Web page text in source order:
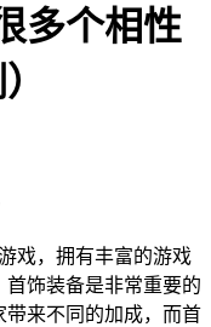
多个相性
戏，拥有丰富的游戏
饰装备是非常重要的
来不同的加成，而首